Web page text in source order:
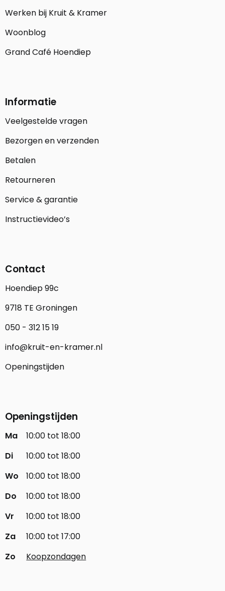
Werken bij Kruit & Kramer
Woonblog
Grand Café Hoendiep
Informatie
Veelgestelde vragen
Bezorgen en verzenden
Betalen
Retourneren
Service & garantie
Instructievideo’s
Contact
Hoendiep 99c
9718 TE Groningen
050 - 312 15 19
info@kruit-en-kramer.nl
Openingstijden
Openingstijden
Ma
10:00 tot 18:00
Di
10:00 tot 18:00
Wo
10:00 tot 18:00
Do
10:00 tot 18:00
Vr
10:00 tot 18:00
Za
10:00 tot 17:00
Zo
Koopzondagen